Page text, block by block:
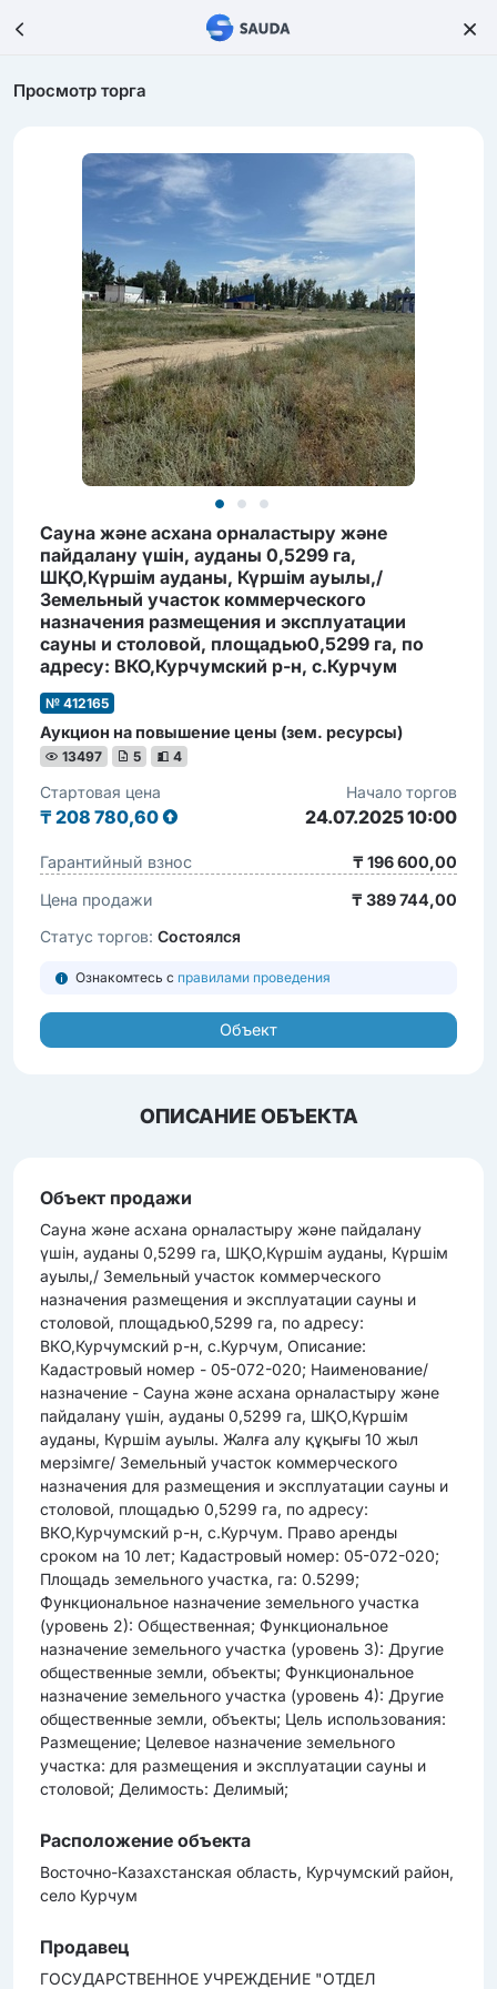
Просмотр торга
Сауна және асхана орналастыру және
пайдалану үшін, ауданы 0,5299 га,
ШҚО,Күршім ауданы, Күршім ауылы,/
Земельный участок коммерческого
назначения размещения и эксплуатации
сауны и столовой, площадью0,5299 га, по
адресу: ВКО,Курчумский р-н, с.Курчум
№ 412165
Аукцион на повышение цены (зем. ресурсы)
13497 5 4
Стартовая цена
₸ 208 780,60
Начало торгов
24.07.2025 10:00
Гарантийный взнос
₸ 196 600,00
Цена продажи
₸ 389 744,00
Статус торгов: Состоялся
Ознакомтесь с правилами проведения
Объект
ОПИСАНИЕ ОБЪЕКТА
Объект продажи
Сауна және асхана орналастыру және пайдалану
үшін, ауданы 0,5299 га, ШҚО,Күршім ауданы, Күршім
ауылы,/ Земельный участок коммерческого
назначения размещения и эксплуатации сауны и
столовой, площадью0,5299 га, по адресу:
ВКО,Курчумский р-н, с.Курчум, Описание:
Кадастровый номер - 05-072-020; Наименование/
назначение - Сауна және асхана орналастыру және
пайдалану үшін, ауданы 0,5299 га, ШҚО,Күршім
ауданы, Күршім ауылы. Жалға алу құқығы 10 жыл
мерзімге/ Земельный участок коммерческого
назначения для размещения и эксплуатации сауны и
столовой, площадью 0,5299 га, по адресу:
ВКО,Курчумский р-н, с.Курчум. Право аренды
сроком на 10 лет; Кадастровый номер: 05-072-020;
Площадь земельного участка, га: 0.5299;
Функциональное назначение земельного участка
(уровень 2): Общественная; Функциональное
назначение земельного участка (уровень 3): Другие
общественные земли, объекты; Функциональное
назначение земельного участка (уровень 4): Другие
общественные земли, объекты; Цель использования:
Размещение; Целевое назначение земельного
участка: для размещения и эксплуатации сауны и
столовой; Делимость: Делимый;
Расположение объекта
Восточно-Казахстанская область, Курчумский район,
село Курчум
Продавец
ГОСУДАРСТВЕННОЕ УЧРЕЖДЕНИЕ "ОТДЕЛ